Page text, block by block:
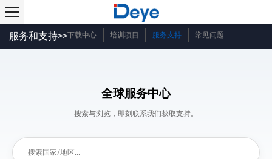
服务和支持>>下载中心 培训项目 服务支持 常见问题
全球服务中心
搜索与浏览，即刻联系我们获取支持。